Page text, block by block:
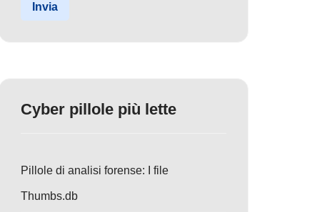
Invia
Cyber pillole più lette
Pillole di analisi forense: I file
Thumbs.db